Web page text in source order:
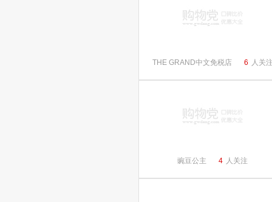
THE GRAND中文免税店 6 人关
豌豆公主 4 人关注